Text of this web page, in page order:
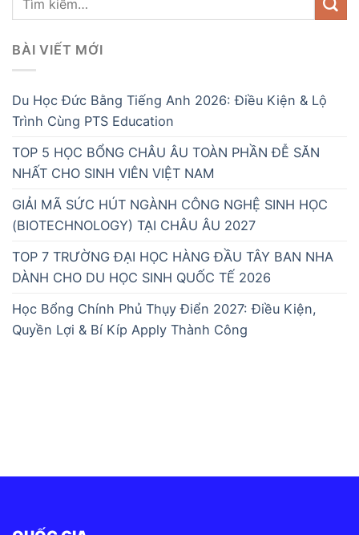
BÀI VIẾT MỚI
Du Học Đức Bằng Tiếng Anh 2026: Điều Kiện & Lộ
Trình Cùng PTS Education
TOP 5 HỌC BỔNG CHÂU ÂU TOÀN PHẦN ĐỄ SĂN
NHẤT CHO SINH VIÊN VIỆT NAM
GIẢI MÃ SỨC HÚT NGÀNH CÔNG NGHỆ SINH HỌC
(BIOTECHNOLOGY) TẠI CHÂU ÂU 2027
TOP 7 TRƯỜNG ĐẠI HỌC HÀNG ĐẦU TÂY BAN NHA
DÀNH CHO DU HỌC SINH QUỐC TẾ 2026
Học Bổng Chính Phủ Thụy Điển 2027: Điều Kiện,
Quyền Lợi & Bí Kíp Apply Thành Công